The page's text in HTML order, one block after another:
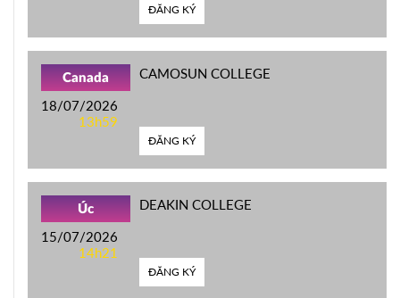
ĐĂNG KÝ
Canada
18/07/2026
13h59
CAMOSUN COLLEGE
ĐĂNG KÝ
Úc
15/07/2026
14h21
DEAKIN COLLEGE
ĐĂNG KÝ